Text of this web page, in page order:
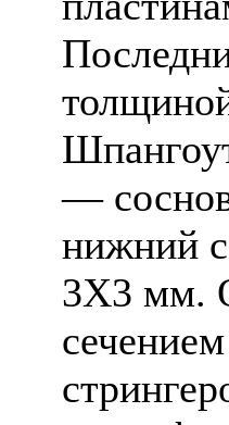
—
нижний
3X3 мм.